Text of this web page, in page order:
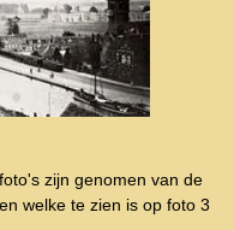
zijn genomen van de
welke te zien is op foto 3